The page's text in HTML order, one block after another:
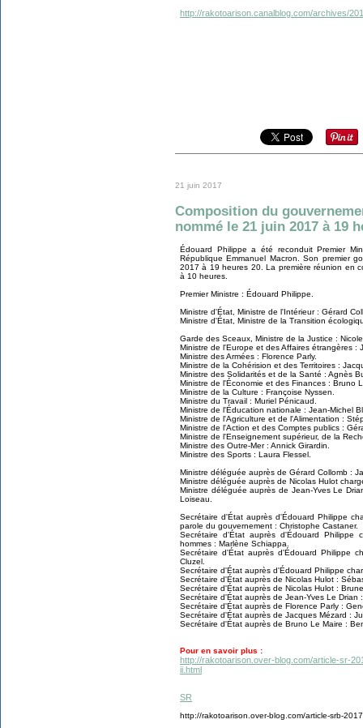
http://rakotoarison.canalblog.com/archives/
21 juin 2017
Composition du
nommé le 21 juin 2017 à 19
Édouard Philippe a été reconduit Premier
République Emmanuel Macron. Son premier
2017 à 19 heures 20. La première réunion en
à 10 heures.
Premier Ministre : Édouard Philippe.
Ministre d'État, Ministre de l'Intérieur : Gérard
Ministre d'État, Ministre de la Transition
Garde des Sceaux, Ministre de la Justice :
Ministre de l'Europe et des Affaires étrangères :
Ministre des Armées : Florence Parly.
Ministre de la Cohérision et des Territoires :
Ministre des Solidarités et de la Santé : Agnès
Ministre de l'Économie et des Finances : Bruno
Ministre de la Culture : Françoise Nyssen.
Ministre du Travail : Muriel Pénicaud.
Ministre de l'Éducation nationale : Jean-Michel
Ministre de l'Agriculture et de l'Alimentation :
Ministre de l'Action et des Comptes publics :
Ministre de l'Enseignement supérieur, de la
Ministre des Outre-Mer : Annick Girardin.
Ministre des Sports : Laura Flessel.
Ministre déléguée auprès de Gérard Collomb :
Ministre déléguée auprès de Nicolas Hulot
Ministre déléguée auprès de Jean-Yves Le
Loiseau.
Secrétaire d'État auprès d'Édouard Philippe
parole du gouvernement : Christophe Castaner.
Secrétaire d'État auprès d'Édouard
hommes : Marlène Schiappa.
Secrétaire d'État auprès d'Édouard Philippe
Cluzel.
Secrétaire d'État auprès d'Édouard Philippe
Secrétaire d'État auprès de Nicolas Hulot :
Secrétaire d'État auprès de Nicolas Hulot :
Secrétaire d'État auprès de Jean-Yves Le Drian
Secrétaire d'État auprès de Florence Parly :
Secrétaire d'État auprès de Jacques Mézard :
Secrétaire d'État auprès de Bruno Le Maire :
Pour en savoir plus :
http://rakotoarison.over-blog.com/article-sr-
ii.html
SR
http://rakotoarison.over-blog.com/article-srb-